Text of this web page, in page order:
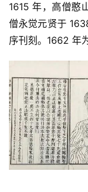
1615 年，高僧憨
僧永觉元贤于
序刊刻。1662 年